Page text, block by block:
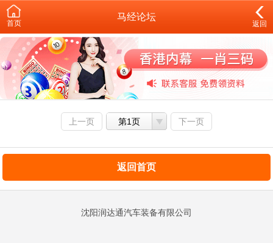
首页
马经论坛
返回
上一页 第1页 下一页
返回首页
沈阳润达通汽车装备有限公司